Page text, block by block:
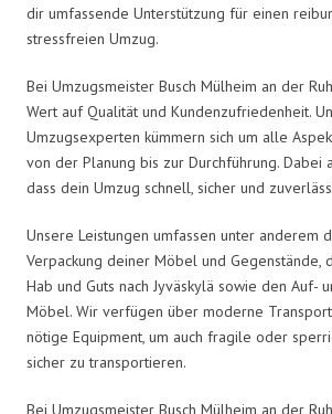
dir umfassende Unterstützung für einen
stressfreien Umzug.
Bei Umzugsmeister Busch Mülheim an der
Wert auf Qualität und Kundenzufriedenheit.
Umzugsexperten kümmern sich um alle
von der Planung bis zur Durchführung. Dabei
dass dein Umzug schnell, sicher und
Unsere Leistungen umfassen unter anderem
Verpackung deiner Möbel und Gegenstände,
Hab und Guts nach Jyväskylä sowie den Auf-
Möbel. Wir verfügen über moderne
nötige Equipment, um auch fragile oder
sicher zu transportieren.
Bei Umzugsmeister Busch Mülheim an der